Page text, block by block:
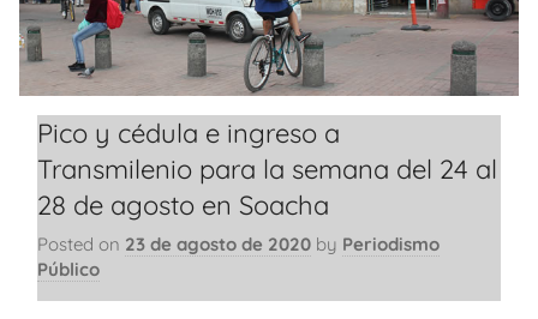
Pico y cédula e ingreso a
Transmilenio para la semana del 24 al
28 de agosto en Soacha
Posted on 23 de agosto de 2020 by Periodismo
Público